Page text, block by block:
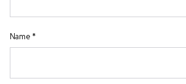
Name *